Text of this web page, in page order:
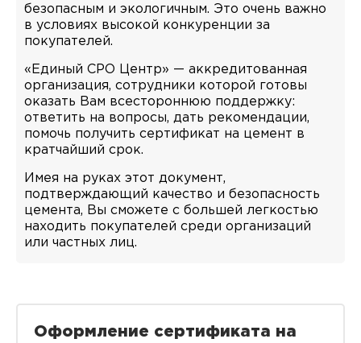
безопасным и экологичным. Это очень важно
в условиях высокой конкуренции за
покупателей.
«Единый СРО Центр» — аккредитованная
организация, сотрудники которой готовы
оказать Вам всестороннюю поддержку:
ответить на вопросы, дать рекомендации,
помочь получить сертификат на цемент в
кратчайший срок.
Имея на руках этот документ,
подтверждающий качество и безопасность
цемента, Вы сможете с большей легкостью
находить покупателей среди организаций
или частных лиц.
Оформление сертификата на